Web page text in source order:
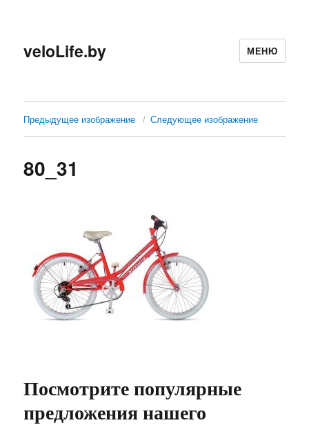
veloLife.by МЕНЮ
Предыдущее изображение Следующее изображение
80_31
Посмотрите популярные
предложения нашего